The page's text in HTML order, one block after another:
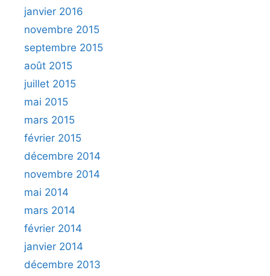
janvier 2016
novembre 2015
septembre 2015
août 2015
juillet 2015
mai 2015
mars 2015
février 2015
décembre 2014
novembre 2014
mai 2014
mars 2014
février 2014
janvier 2014
décembre 2013